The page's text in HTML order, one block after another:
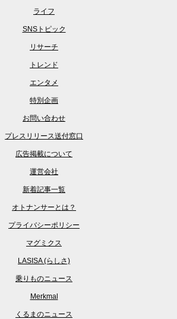
ライフ
SNSトピック
リサーチ
トレンド
エンタメ
特別企画
お問い合わせ
プレスリリース送付窓口
広告掲載について
運営会社
新着記事一覧
オトナンサーとは？
プライバシーポリシー
マグミクス
LASISA (らしさ)
乗りものニュース
Merkmal
くるまのニュース